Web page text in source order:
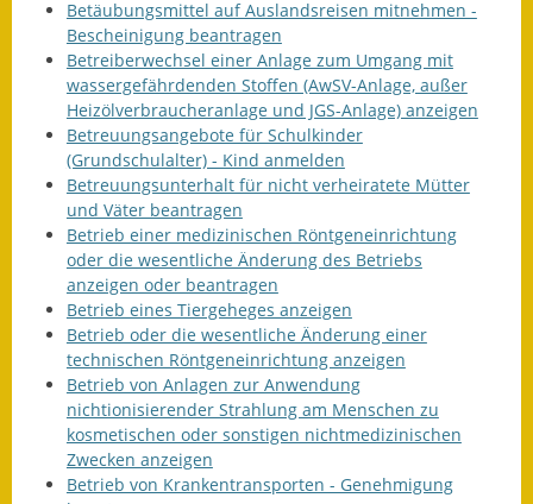
Betäubungsmittel auf Auslandsreisen mitnehmen -
Bescheinigung beantragen
Betreiberwechsel einer Anlage zum Umgang mit
wassergefährdenden Stoffen (AwSV-Anlage, außer
Heizölverbraucheranlage und JGS-Anlage) anzeigen
Betreuungsangebote für Schulkinder
(Grundschulalter) - Kind anmelden
Betreuungsunterhalt für nicht verheiratete Mütter
und Väter beantragen
Betrieb einer medizinischen Röntgeneinrichtung
oder die wesentliche Änderung des Betriebs
anzeigen oder beantragen
Betrieb eines Tiergeheges anzeigen
Betrieb oder die wesentliche Änderung einer
technischen Röntgeneinrichtung anzeigen
Betrieb von Anlagen zur Anwendung
nichtionisierender Strahlung am Menschen zu
kosmetischen oder sonstigen nichtmedizinischen
Zwecken anzeigen
Betrieb von Krankentransporten - Genehmigung